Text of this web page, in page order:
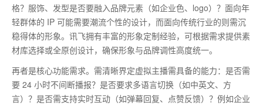
格？服饰、发型是否要融入品牌元素（如企业色、 logo）？面向年
轻群体的 IP 可能需要潮流个性的设计，而面向传统行业的则需沉
稳得体的形象。讯飞拥有丰富的形象定制经验，可根据需求提供素
材库选择或全原创设计，确保形象与品牌调性高度统一。
再者是核心功能需求。需清晰界定虚拟主播需具备的能力：是否需
要 24 小时不间断播报？是否要求多语言切换（如中英文、方
言）？是否需支持实时互动（如弹幕回复、点赞反馈）？例如企业